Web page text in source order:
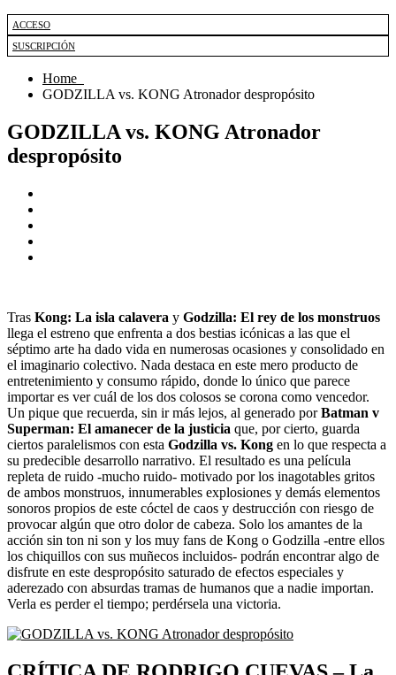
ACCESO
SUSCRIPCIÓN
Home
GODZILLA vs. KONG Atronador despropósito
GODZILLA vs. KONG Atronador
despropósito
Tras Kong: La isla calavera y Godzilla: El rey de los monstruos
llega el estreno que enfrenta a dos bestias icónicas a las que el
séptimo arte ha dado vida en numerosas ocasiones y consolidado en
el imaginario colectivo. Nada destaca en este mero producto de
entretenimiento y consumo rápido, donde lo único que parece
importar es ver cuál de los dos colosos se corona como vencedor.
Un pique que recuerda, sin ir más lejos, al generado porBatman v
Superman: El amanecer de la justicia que, por cierto, guarda
ciertos paralelismos con esta Godzilla vs. Kong en lo que respecta a
su predecible desarrollo narrativo. El resultado es una película
repleta de ruido -mucho ruido- motivado por los inagotables gritos
de ambos monstruos, innumerables explosiones y demás elementos
sonoros propios de este cóctel de caos y destrucción con riesgo de
provocar algún que otro dolor de cabeza. Solo los amantes de la
acción sin ton ni son y los muy fans de Kong o Godzilla -entre ellos
los chiquillos con sus muñecos incluidos- podrán encontrar algo de
disfrute en este despropósito saturado de efectos especiales y
aderezado con absurdas tramas de humanos que a nadie importan.
Verla es perder el tiempo; perdérsela una victoria.